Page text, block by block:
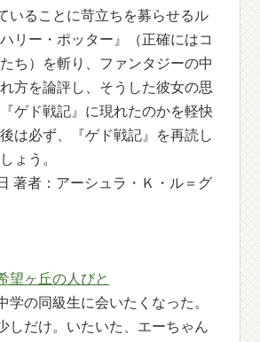
いることに苛立ちを募らせるル
リー・ポッター』（正確にはコ
ち）を斬り、ファンタジーの中
方を論評し、そうした彼女の思
ゲド戦記』に現れたのかを軽快
は必ず、『ゲド戦記』を再読し
ょう。
著者：アーシュラ・Ｋ・ル＝グ
望ヶ丘の人びと
学の同級生に会いたくなった。
しだけ。いたいた、エーちゃん